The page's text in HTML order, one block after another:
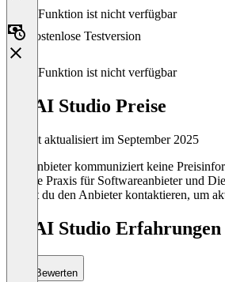
Diese Funktion ist nicht verfügbar
Kostenlose Testversion
Diese Funktion ist nicht verfügbar
3D AI Studio Preise
Zuletzt aktualisiert im September 2025
Der Anbieter kommuniziert keine
übliche Praxis für Softwareanbieter und
kannst du den Anbieter kontaktieren, um
3D AI Studio
Bewerten